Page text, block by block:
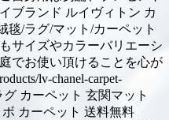
ブランド ルイヴィトン カ
毯/ラグ/マット/カーペット
サイズやカラーバリエーシ
でお使い頂けることを心が
lv-chanel-carpet-
カーペット 玄関マット
カーペット 送料無料